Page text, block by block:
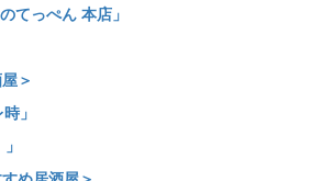
てっぺん 本店」
＞
」